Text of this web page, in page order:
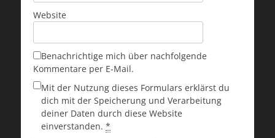
Website
Benachrichtige mich über nachfolgende
Kommentare per E-Mail.
Mit der Nutzung dieses Formulars erklärst du
dich mit der Speicherung und Verarbeitung
deiner Daten durch diese Website
einverstanden. *